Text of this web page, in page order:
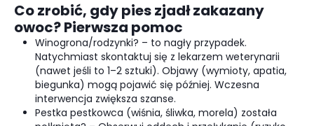
Co zrobić, gdy pies zjadł zakazany
owoc? Pierwsza pomoc
Winogrona/rodzynki? – to nagły przypadek.
Natychmiast skontaktuj się z lekarzem weterynarii
(nawet jeśli to 1–2 sztuki). Objawy (wymioty, apatia,
biegunka) mogą pojawić się później. Wczesna
interwencja zwiększa szanse.
Pestka pestkowca (wiśnia, śliwka, morela) została